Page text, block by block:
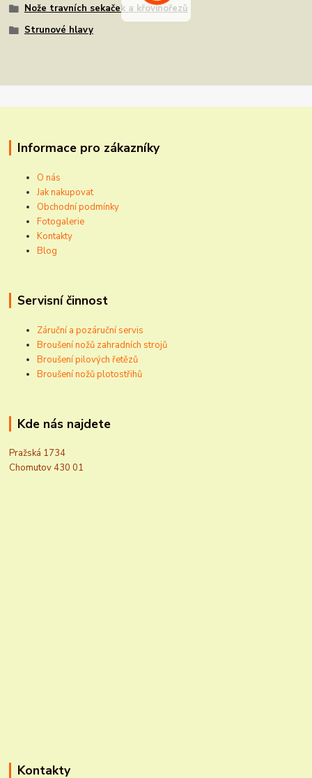
Nože travních sekaček a křovinořezů
Strunové hlavy
Informace pro zákazníky
O nás
Jak nakupovat
Obchodní podmínky
Fotogalerie
Kontakty
Blog
Servisní činnost
Záruční a pozáruční servis
Broušení nožů zahradních strojů
Broušení pilových řetězů
Broušení nožů plotostřihů
Kde nás najdete
Pražská 1734
Chomutov 430 01
Kontakty